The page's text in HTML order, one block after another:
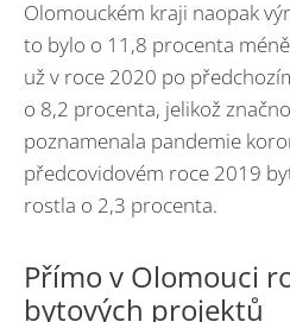
Olomouckém kraji naopak
to bylo o 11,8 procenta
už v roce 2020 po
o 8,2 procenta, jelikož
poznamenala pandemie
předcovidovém roce 2019
rostla o 2,3 procenta.
Přímo v Olomouci
bytových projektů